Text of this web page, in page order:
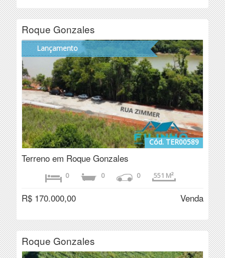
Roque Gonzales
Lançamento
Cód. TER00589
Terreno em Roque Gonzales
0 0 0 551 M²
R$ 170.000,00 Venda
Roque Gonzales